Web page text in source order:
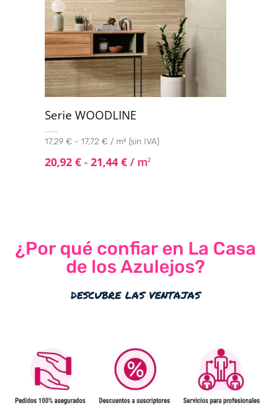
Serie WOODLINE
17,29 € - 17,72 € / m² (sin IVA)
20,92 € - 21,44 € / m2
¿Por qué confiar en La Casa
de los Azulejos?
descubre las ventajas